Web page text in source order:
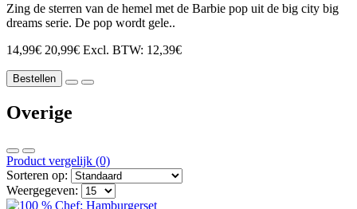
Zing de sterren van de hemel met de Barbie pop uit de big city big
dreams serie. De pop wordt gele..
14,99€ 20,99€ Excl. BTW: 12,39€
Bestellen
Overige
Product vergelijk (0)
Sorteren op:
Weergegeven: